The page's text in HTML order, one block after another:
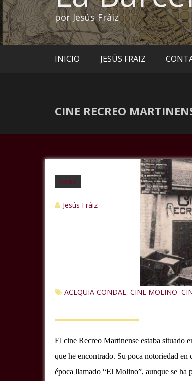
por Jesús Fráiz
INICIO JESÚS FRAIZ
CINE RECREO
cines
Jesús Fráiz
ACEQUIA CONDAL CINE MOLINO
El cine Recreo Martinense estaba situado
que he encontrado. Su poca notoriedad
época llamado “El Molino”, aunque se ha